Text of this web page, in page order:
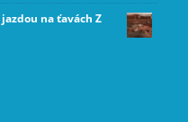
na ťavách Z